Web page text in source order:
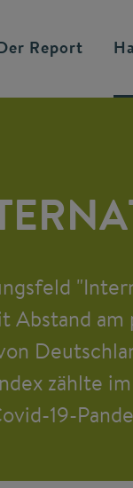
Report
Abstand
zählte
19-